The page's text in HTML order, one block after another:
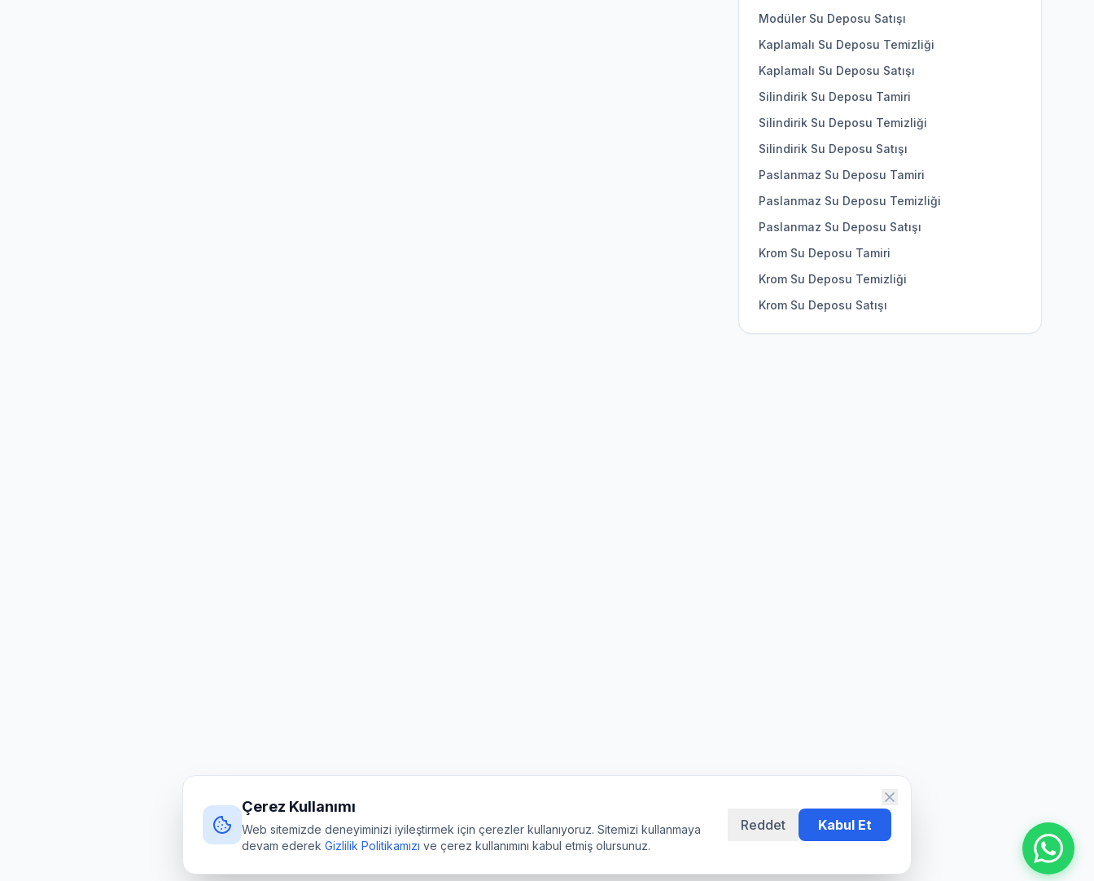
Modüler Su Deposu Satışı
Kaplamalı Su Deposu Temizliği
Kaplamalı Su Deposu Satışı
Silindirik Su Deposu Tamiri
Silindirik Su Deposu Temizliği
Silindirik Su Deposu Satışı
Paslanmaz Su Deposu Tamiri
Paslanmaz Su Deposu Temizliği
Paslanmaz Su Deposu Satışı
Krom Su Deposu Tamiri
Krom Su Deposu Temizliği
Krom Su Deposu Satışı
Çerez Kullanımı
Web sitemizde deneyiminizi iyileştirmek için çerezler kullanıyoruz. Sitemizi kullanmaya
devam ederek Gizlilik Politikamızı ve çerez kullanımını kabul etmiş olursunuz.
Reddet Kabul Et